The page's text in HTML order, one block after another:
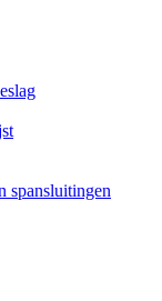
spansluitingen